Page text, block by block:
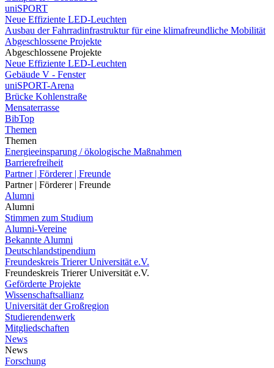
uniSPORT
Neue Effiziente LED-Leuchten
Ausbau der Fahrradinfrastruktur für eine klimafreundliche Mobilität
Abgeschlossene Projekte
Abgeschlossene Projekte
Neue Effiziente LED-Leuchten
Gebäude V - Fenster
uniSPORT-Arena
Brücke Kohlenstraße
Mensaterrasse
BibTop
Themen
Themen
Energieeinsparung / ökologische Maßnahmen
Barrierefreiheit
Partner | Förderer | Freunde
Partner | Förderer | Freunde
Alumni
Alumni
Stimmen zum Studium
Alumni-Vereine
Bekannte Alumni
Deutschlandstipendium
Freundeskreis Trierer Universität e.V.
Freundeskreis Trierer Universität e.V.
Geförderte Projekte
Wissenschaftsallianz
Universität der Großregion
Studierendenwerk
Mitgliedschaften
News
News
Forschung